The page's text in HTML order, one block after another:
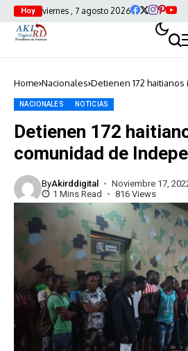
Hoy viernes , 7 agosto 2026
Home Nacionales Detienen 172 haitianos ilegales en comunidad de
NACIONALES NOTICIAS
Detienen 172
comunidad de
ByAkirddigital
Noviembre 17,
1 Mins Read
816 Views